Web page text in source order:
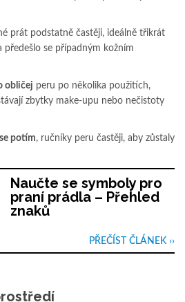
prát podstatně častěji, ideálně třikrát
předešlo se případným kožním
obličej peru po několika použitích,
zbytky make-upu nebo nečistoty
potím, ručníky peru častěji, aby zůstaly
Naučte se symboly pro
praní prádla – Přehled
znaků
PŘEČÍST ČLÁNEK ››